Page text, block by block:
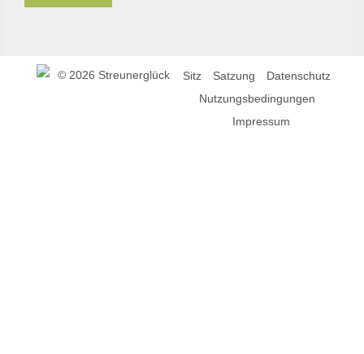
© 2026 Streunerglück Sitz Satzung
Datenschutz
Nutzungsbedingungen
Impressum